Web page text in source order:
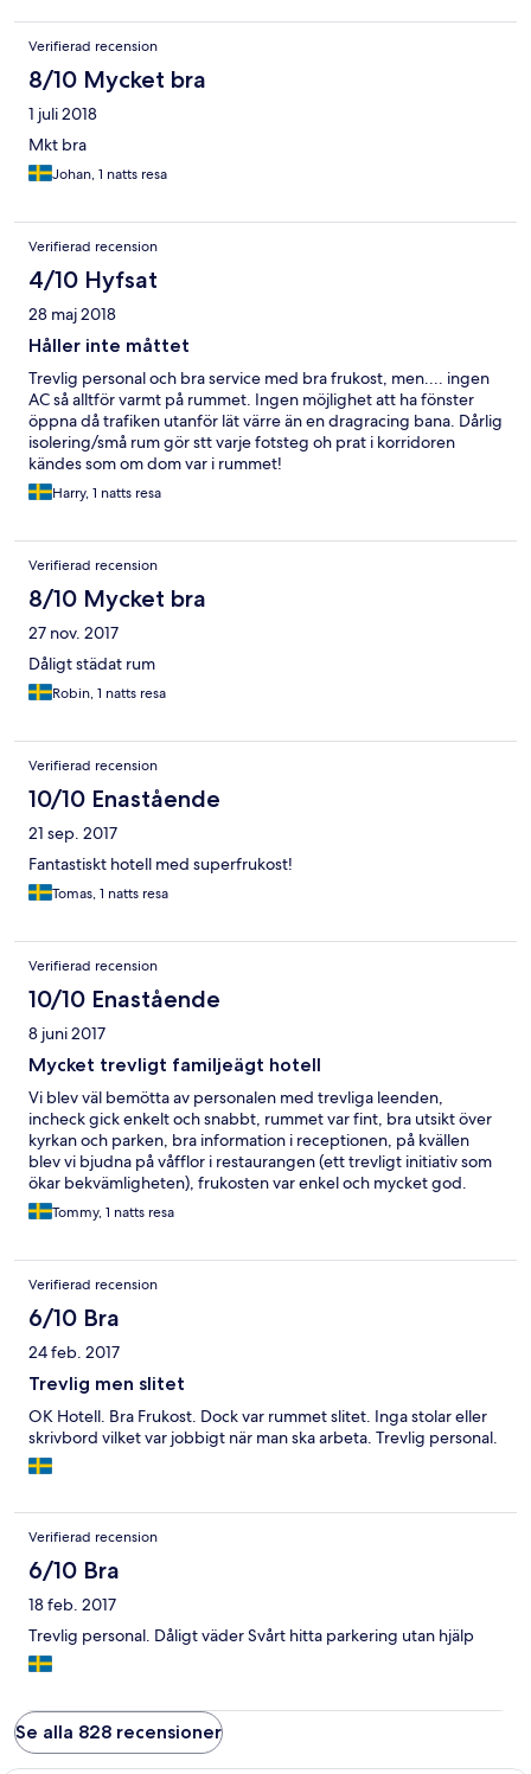
Verifierad recension
8/10 Mycket bra
1 juli 2018
Mkt bra
Johan, 1 natts resa
Verifierad recension
4/10 Hyfsat
28 maj 2018
Håller inte måttet
Trevlig personal och bra service med bra frukost, men.... ingen
AC så alltför varmt på rummet. Ingen möjlighet att ha fönster
öppna då trafiken utanför lät värre än en dragracing bana. Dårlig
isolering/små rum gör stt varje fotsteg oh prat i korridoren
kändes som om dom var i rummet!
Harry, 1 natts resa
Verifierad recension
8/10 Mycket bra
27 nov. 2017
Dåligt städat rum
Robin, 1 natts resa
Verifierad recension
10/10 Enastående
21 sep. 2017
Fantastiskt hotell med superfrukost!
Tomas, 1 natts resa
Verifierad recension
10/10 Enastående
8 juni 2017
Mycket trevligt familjeägt hotell
Vi blev väl bemötta av personalen med trevliga leenden,
incheck gick enkelt och snabbt, rummet var fint, bra utsikt över
kyrkan och parken, bra information i receptionen, på kvällen
blev vi bjudna på våfflor i restaurangen (ett trevligt initiativ som
ökar bekvämligheten), frukosten var enkel och mycket god.
Gratis parkering, Mycket trevligt familjeägtchotell som vi gärna
återkommer till om vägarna möts. Vi Önskar all lycka till Er på
Tommy, 1 natts resa
Verifierad recension
6/10 Bra
24 feb. 2017
Trevlig men slitet
OK Hotell. Bra Frukost. Dock var rummet slitet. Inga stolar eller
skrivbord vilket var jobbigt när man ska arbeta. Trevlig personal.
Verifierad recension
6/10 Bra
18 feb. 2017
Trevlig personal. Dåligt väder Svårt hitta parkering utan hjälp
Se alla 828 recensioner